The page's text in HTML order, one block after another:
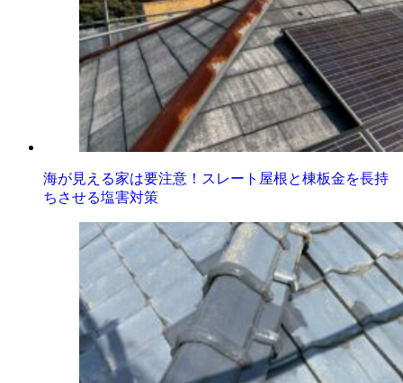
海が見える家は要注意！スレート屋根と棟板金を長持
ちさせる塩害対策